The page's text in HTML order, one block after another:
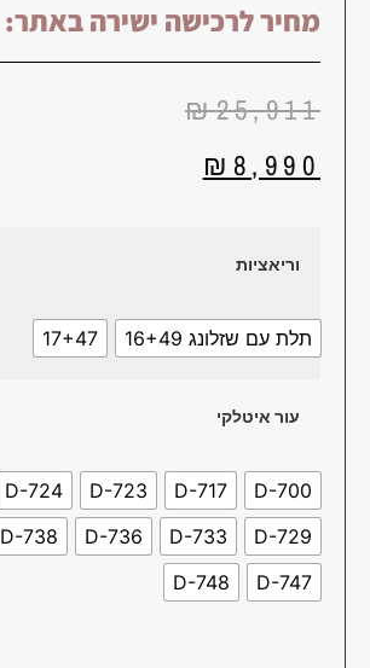
מחיר לרכישה ישירה באתר:
₪25,911
₪ 8,990
וריאציות
תלת עם שזלונג 16+49 17+47
עור איטלקי
D-700
D-717
D-723
D-724
D-729
D-733
D-736
D-738
D-747
D-748